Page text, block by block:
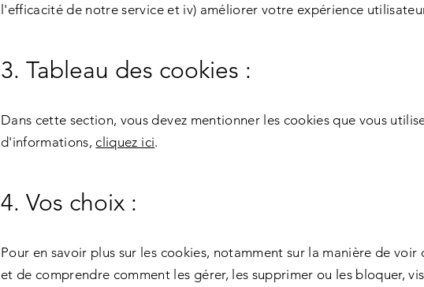
l'efficacité de notre service et iv) améliorer votre expérience
3. Tableau des cookies :
Dans cette section, vous devez mentionner les cookies que vous
d'informations, cliquez ici.
4. Vos choix :
Pour en savoir plus sur les cookies, notamment sur la manière de
et de comprendre comment les gérer, les supprimer ou les bloquer,